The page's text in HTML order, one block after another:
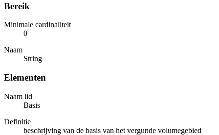
Bereik
Minimale cardinaliteit
0
Naam
String
Elementen
Naam lid
Basis
Definitie
beschrijving van de basis van het vergunde volumegebied